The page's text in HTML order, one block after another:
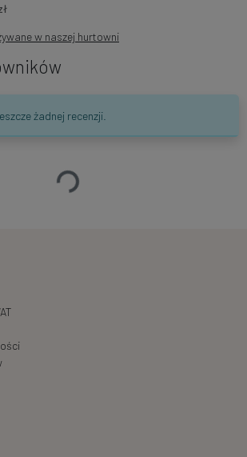
w naszej hurtowni
żadnej recenzji.
Ładowanie…